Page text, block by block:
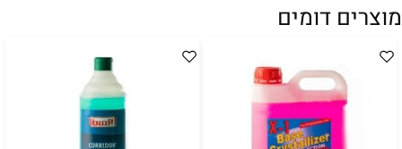
מוצרים דומים